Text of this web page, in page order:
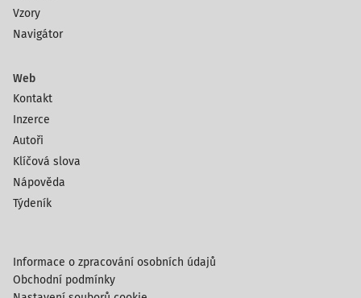
Vzory
Navigátor
Web
Kontakt
Inzerce
Autoři
Klíčová slova
Nápověda
Týdeník
Informace o zpracování osobních údajů
Obchodní podmínky